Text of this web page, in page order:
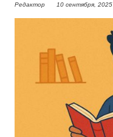
Редактор 10 сентября, 2025